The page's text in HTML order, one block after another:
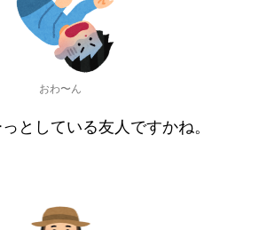
おわ〜ん
としている友人ですかね。